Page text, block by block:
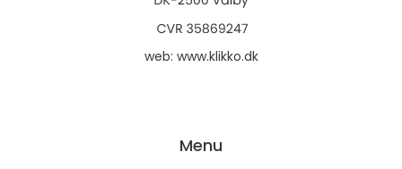
web: www.klikko.dk
Menu